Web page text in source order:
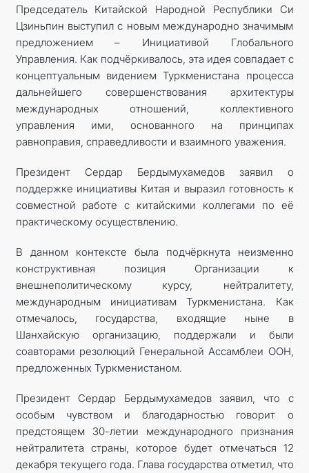
Председатель Китайской Народной Республики Си
Цзиньпин выступил с новым международно значимым
предложением – Инициативой Глобального
Управления. Как подчёркивалось, эта идея совпадает с
концептуальным видением Туркменистана процесса
дальнейшего совершенствования архитектуры
международных отношений, коллективного
управления ими, основанного на принципах
равноправия, справедливости и взаимного уважения.
Президент Сердар Бердымухамедов заявил о
поддержке инициативы Китая и выразил готовность к
совместной работе с китайскими коллегами по её
практическому осуществлению.
В данном контексте была подчёркнута неизменно
конструктивная позиция Организации к
внешнеполитическому курсу, нейтралитету,
международным инициативам Туркменистана. Как
отмечалось, государства, входящие ныне в
Шанхайскую организацию, поддержали и были
соавторами резолюций Генеральной Ассамблеи ООН,
предложенных Туркменистаном.
Президент Сердар Бердымухамедов заявил, что с
особым чувством и благодарностью говорит о
предстоящем 30-летии международного признания
нейтралитета страны, которое будет отмечаться 12
декабря текущего года. Глава государства отметил, что